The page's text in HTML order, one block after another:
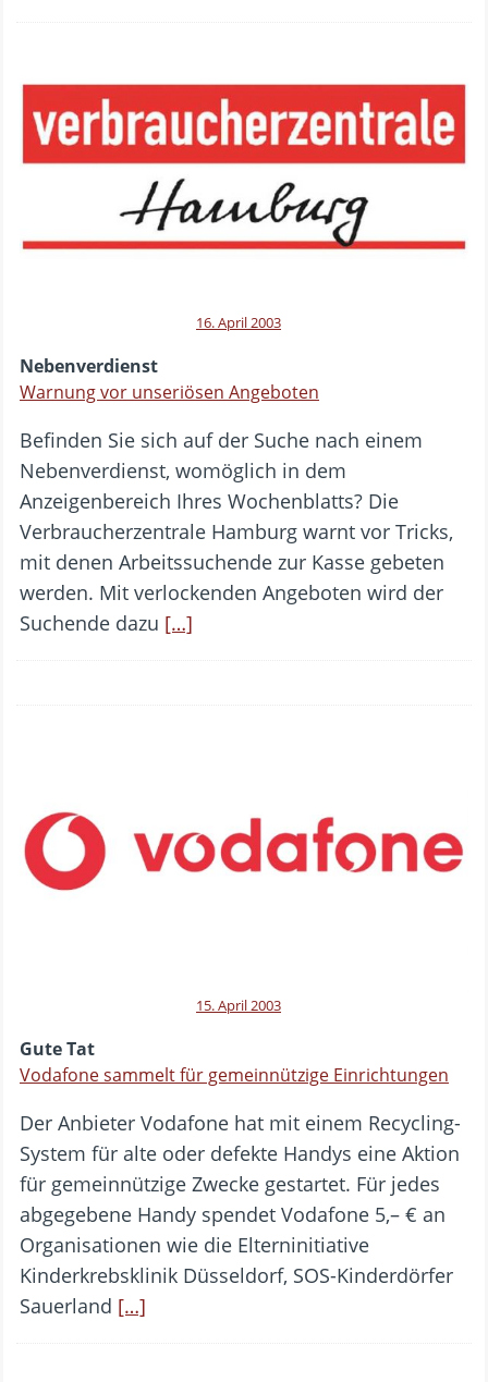
16. April 2003
Nebenverdienst
Warnung vor unseriösen Angeboten
Befinden Sie sich auf der Suche nach einem
Nebenverdienst, womöglich in dem
Anzeigenbereich Ihres Wochenblatts? Die
Verbraucherzentrale Hamburg warnt vor Tricks,
mit denen Arbeitssuchende zur Kasse gebeten
werden. Mit verlockenden Angeboten wird der
Suchende dazu […]
15. April 2003
Gute Tat
Vodafone sammelt für gemeinnützige Einrichtungen
Der Anbieter Vodafone hat mit einem Recycling-
System für alte oder defekte Handys eine Aktion
für gemeinnützige Zwecke gestartet. Für jedes
abgegebene Handy spendet Vodafone 5,– € an
Organisationen wie die Elterninitiative
Kinderkrebsklinik Düsseldorf, SOS-Kinderdörfer
Sauerland […]